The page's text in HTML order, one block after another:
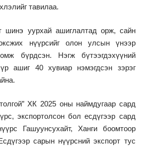
тавилаа.
шинэ уурхай ашиглалтад орж, сайн
нүүрсийг олон улсын үнээр
бүрдсэн. Нэгж бүтээгдэхүүний
ашиг 40 хувиар нэмэгдсэн зэрэг
ХК 2025 оны наймдугаар сард
экспортолсон бол есдүгээр сард
Гашуунсухайт, Ханги боомтоор
сарын нүүрсний экспорт тус